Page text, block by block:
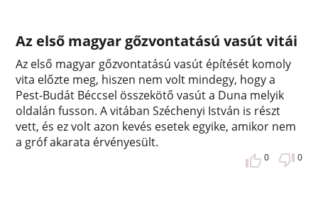
Az első magyar gőzvontatású vasút vitái
Az első magyar gőzvontatású vasút építését komoly
vita előzte meg, hiszen nem volt mindegy, hogy a
Pest-Budát Béccsel összekötő vasút a Duna melyik
oldalán fusson. A vitában Széchenyi István is részt
vett, és ez volt azon kevés esetek egyike, amikor nem
a gróf akarata érvényesült.
0 0